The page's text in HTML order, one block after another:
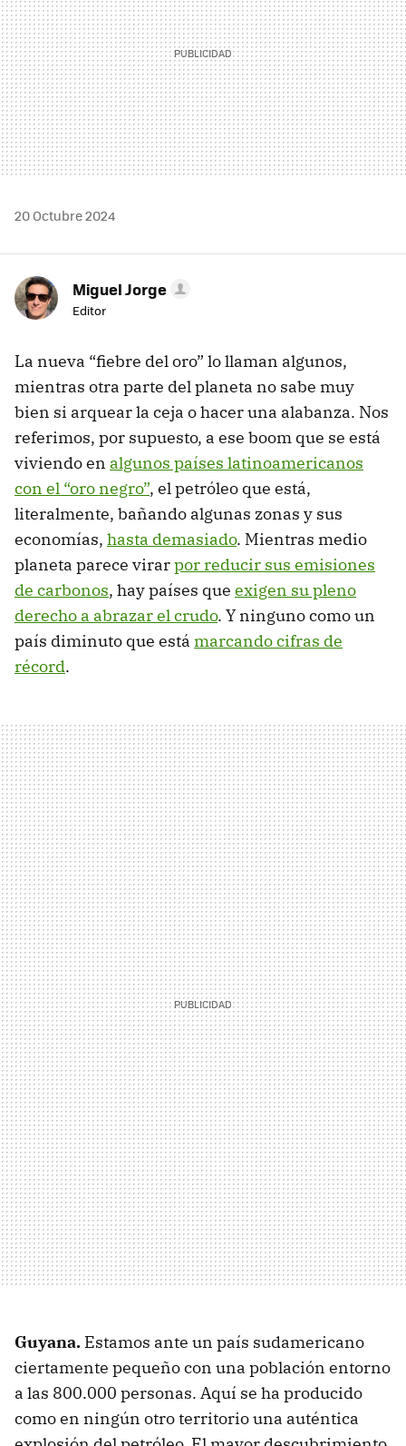
20 Octubre 2024
Miguel Jorge
Editor
La nueva “fiebre del oro” lo llaman algunos,
mientras otra parte del planeta no sabe muy
bien si arquear la ceja o hacer una alabanza. Nos
referimos, por supuesto, a ese boom que se está
viviendo en algunos países latinoamericanos
con el “oro negro”, el petróleo que está,
literalmente, bañando algunas zonas y sus
economías, hasta demasiado. Mientras medio
planeta parece virarpor reducir sus emisiones
de carbonos, hay países que exigen su pleno
derecho a abrazar el crudo. Y ninguno como un
país diminuto que está marcando cifras de
récord.
Guyana. Estamos ante un país sudamericano
ciertamente pequeño con una población entorno
a las 800.000 personas. Aquí se ha producido
como en ningún otro territorio una auténtica